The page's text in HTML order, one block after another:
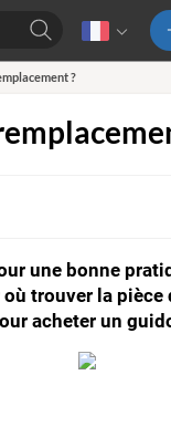
?
une bonne
trouver la pièce
acheter un